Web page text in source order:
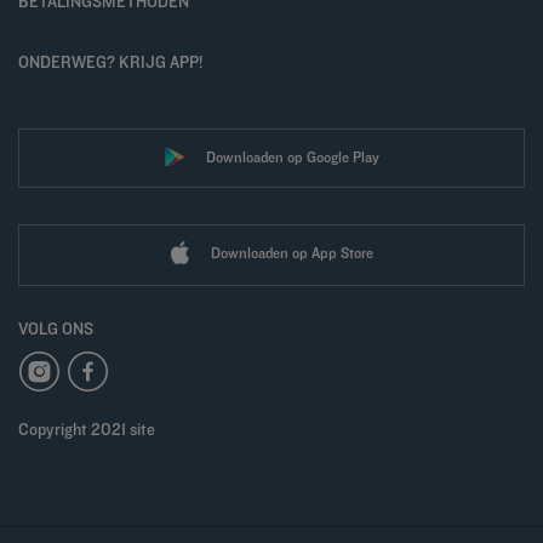
ONDERWEG? KRIJG APP!
Downloaden op Google Play
Downloaden op App Store
VOLG ONS
Copyright 2021 site